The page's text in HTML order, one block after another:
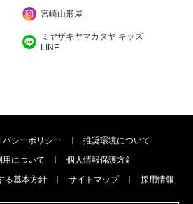
宮崎山形屋
ミヤザキヤマカタヤ キッズ
LINE
バシーポリシー
推奨環境について
用について
個人情報保護方針
る基本方針
サイトマップ 採用情報